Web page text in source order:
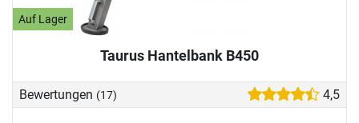
Auf Lager
Taurus Hantelbank B450
Bewertungen (17) 4,5